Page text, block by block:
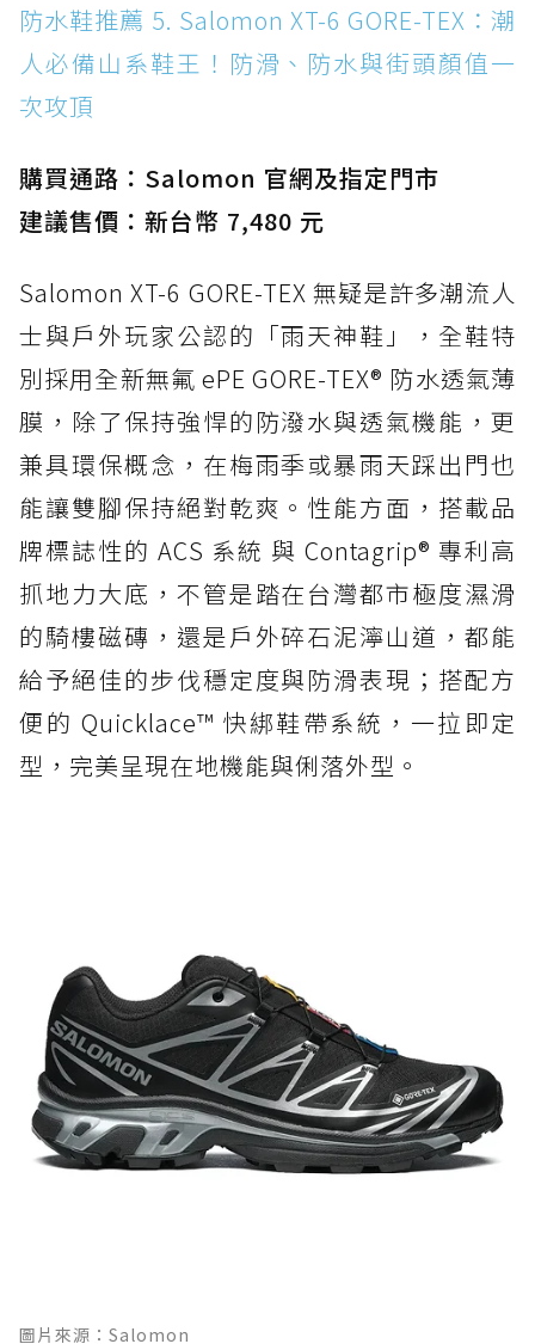
防水鞋推薦 5. Salomon XT-6 GORE-TEX：潮
人必備山系鞋王！防滑、防水與街頭顏值一
次攻頂
購買通路：Salomon 官網及指定門市
建議售價：新台幣 7,480 元
Salomon XT-6 GORE-TEX 無疑是許多潮流人
士與戶外玩家公認的「雨天神鞋」，全鞋特
別採用全新無氟 ePE GORE-TEX® 防水透氣薄
膜，除了保持強悍的防潑水與透氣機能，更
兼具環保概念，在梅雨季或暴雨天踩出門也
能讓雙腳保持絕對乾爽。性能方面，搭載品
牌標誌性的 ACS 系統 與 Contagrip® 專利高
抓地力大底，不管是踏在台灣都市極度濕滑
的騎樓磁磚，還是戶外碎石泥濘山道，都能
給予絕佳的步伐穩定度與防滑表現；搭配方
便的 Quicklace™ 快綁鞋帶系統，一拉即定
型，完美呈現在地機能與俐落外型。
圖片來源：Salomon